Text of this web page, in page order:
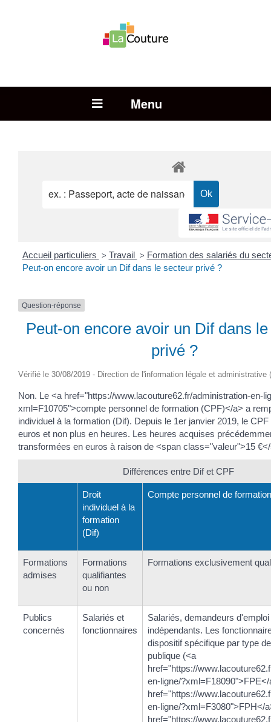
Open Menu
Accueil particuliers > Travail > Formation des salariés du
Peut-on encore avoir un Dif dans le secteur privé ?
Question-réponse
Peut-on encore avoir un Dif dans
privé ?
Vérifié le 30/08/2019 - Direction de l'information légale et administrative
Non. Le <a href="https://www.lacouture62.fr/administration-en-
xml=F10705">compte personnel de formation (CPF)</a> a
individuel à la formation (Dif). Depuis le 1er janvier 2019, le
euros et non plus en heures. Les heures acquises
transformées en euros à raison de <span class="valeur">15
Différences entre Dif et CPF
Droit
individuel à la
formation
(Dif)
Compte personnel de
Formations
admises
Formations
qualifiantes
ou non
Formations exclusivement
Publics
concernés
Salariés et
fonctionnaires
Salariés, demandeurs d'emploi
indépendants. Les
dispositif spécifique par type
publique (<a
href="https://
en-ligne/
href="https://
en-ligne/?xml=F3080">FPH</
href="https://